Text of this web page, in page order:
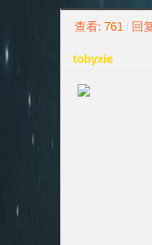
查看: 761 回
tobyxie